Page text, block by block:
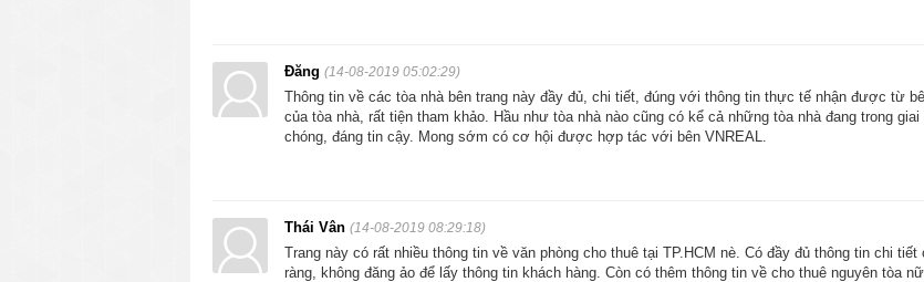
1.1. Uy tín và giá trị
Quận 1 là trung tâm của thành phố Hồ Chí Minh. Ở đây có thể nói là “tấc đất tấc vàng”.
Ngoài ra, nếu như doanh nghiệp thuê được văn phòng quận 1 ở một vị trí đẹp, đúng
gió và phát đạt hơn.
Đăng (14-08-2019 05:02:29)
Thông tin về các tòa nhà bên trang này đầy đủ, chi tiết, đúng với thông tin thực tế nhận được từ
của tòa nhà, rất tiện tham khảo. Hầu như tòa nhà nào cũng có kể cả những tòa nhà đang trong
chóng, đáng tin cậy. Mong sớm có cơ hội được hợp tác với bên VNREAL.
Thái Vân (14-08-2019 08:29:18)
Trang này có rất nhiều thông tin về văn phòng cho thuê tại TP.HCM nè. Có đầy đủ thông tin chi
ràng, không đăng ảo để lấy thông tin khách hàng. Còn có thêm thông tin về cho thuê nguyên tòa